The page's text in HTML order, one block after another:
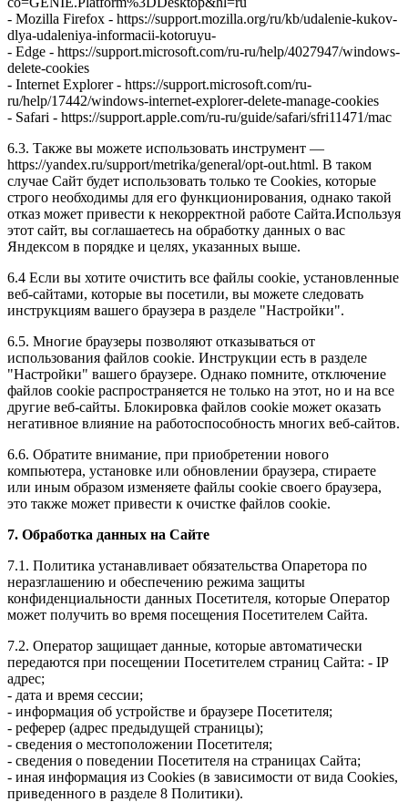
- Mozilla Firefox - https://support.mozilla.org/ru/kb/udalenie-kukov-
dlya-udaleniya-informacii-kotoruyu-
- Edge - https://support.microsoft.com/ru-ru/help/4027947/windows-
delete-cookies
- Internet Explorer - https://support.microsoft.com/ru-
ru/help/17442/windows-internet-explorer-delete-manage-cookies
- Safari - https://support.apple.com/ru-ru/guide/safari/sfri11471/mac
6.3. Также вы можете использовать инструмент —
https://yandex.ru/support/metrika/general/opt-out.html. В таком
случае Сайт будет использовать только те Cookies, которые
строго необходимы для его функционирования, однако такой
отказ может привести к некорректной работе Сайта.Используя
этот сайт, вы соглашаетесь на обработку данных о вас
Яндексом в порядке и целях, указанных выше.
6.4 Если вы хотите очистить все файлы cookie, установленные
веб-сайтами, которые вы посетили, вы можете следовать
инструкциям вашего браузера в разделе "Настройки".
6.5. Многие браузеры позволяют отказываться от
использования файлов cookie. Инструкции есть в разделе
"Настройки" вашего браузере. Однако помните, отключение
файлов cookie распространяется не только на этот, но и на все
другие веб-сайты. Блокировка файлов cookie может оказать
негативное влияние на работоспособность многих веб-сайтов.
6.6. Обратите внимание, при приобретении нового
компьютера, установке или обновлении браузера, стираете
или иным образом изменяете файлы cookie своего браузера,
это также может привести к очистке файлов cookie.
7. Обработка данных на Сайте
7.1. Политика устанавливает обязательства Опаретора по
неразглашению и обеспечению режима защиты
конфиденциальности данных Посетителя, которые Оператор
может получить во время посещения Посетителем Сайта.
7.2. Оператор защищает данные, которые автоматически
передаются при посещении Посетителем страниц Сайта: - IP
адрес;
- дата и время сессии;
- информация об устройстве и браузере Посетителя;
- реферер (адрес предыдущей страницы);
- сведения о местоположении Посетителя;
- сведения о поведении Посетителя на страницах Сайта;
- иная информация из Cookies (в зависимости от вида Cookies,
приведенного в разделе 8 Политики).